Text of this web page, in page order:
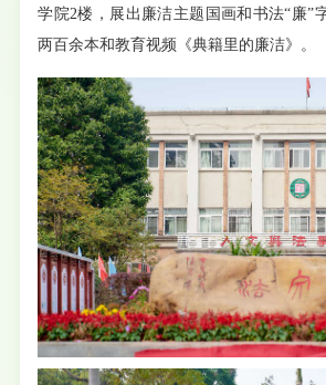
学院2楼，展出廉洁主题国画和书法“廉”
两百余本和教育视频《典籍里的廉洁》。